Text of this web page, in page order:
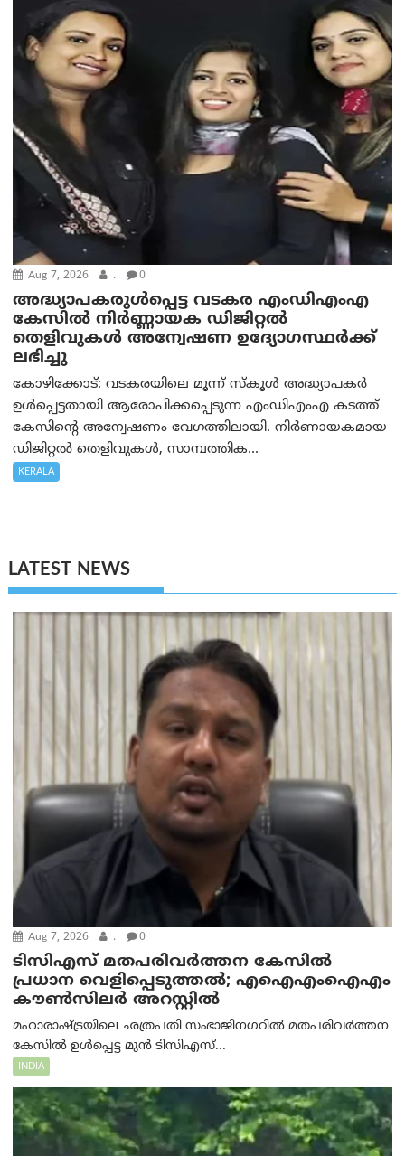
Aug 7, 2026 . 0
അദ്ധ്യാപകരുള്‍പ്പെട്ട വടകര എംഡി‌എം‌എ
കേസില്‍ നിര്‍ണ്ണായക ഡിജിറ്റല്‍
തെളിവുകള്‍ അന്വേഷണ ഉദ്യോഗസ്ഥര്‍ക്ക്
ലഭിച്ചു
കോഴിക്കോട്: വടകരയിലെ മൂന്ന് സ്കൂൾ അദ്ധ്യാപകർ
ഉൾപ്പെട്ടതായി ആരോപിക്കപ്പെടുന്ന എംഡിഎംഎ കടത്ത്
കേസിന്റെ അന്വേഷണം വേഗത്തിലായി. നിർണായകമായ
ഡിജിറ്റൽ തെളിവുകൾ, സാമ്പത്തിക...
KERALA
LATEST NEWS
Aug 7, 2026 . 0
ടിസിഎസ് മതപരിവർത്തന കേസിൽ
പ്രധാന വെളിപ്പെടുത്തൽ; എഐഎംഐഎം
കൗൺസിലർ അറസ്റ്റിൽ
മഹാരാഷ്ട്രയിലെ ഛത്രപതി സംഭാജിനഗറിൽ മതപരിവർത്തന
കേസിൽ ഉൾപ്പെട്ട മുൻ ടിസിഎസ്...
INDIA